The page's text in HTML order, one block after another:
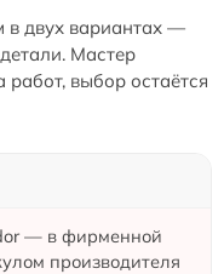
в двух вариантах —
Мастер
выбор остаётся
— в фирменной
производителя